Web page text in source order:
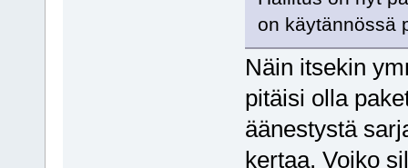
on käytännössä
Näin itsekin
pitäisi olla
äänestystä
kertaa. Voiko